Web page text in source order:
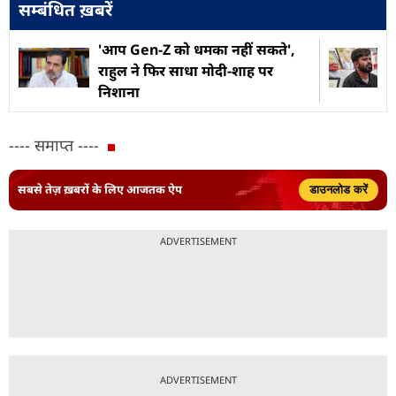
सम्बंधित ख़बरें
'आप Gen-Z को धमका नहीं सकते',
राहुल ने फिर साधा मोदी-शाह पर
निशाना
---- समाप्त ----
सबसे तेज़ ख़बरों के लिए आजतक ऐप डाउनलोड करें
ADVERTISEMENT
ADVERTISEMENT